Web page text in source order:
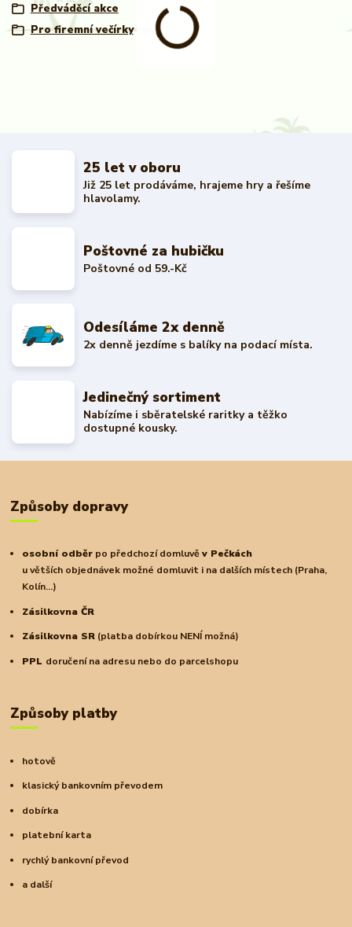
Předváděcí akce
Pro firemní večírky
25 let v oboru
Již 25 let prodáváme, hrajeme hry a řešíme
hlavolamy.
Poštovné za hubičku
Poštovné od 59.-Kč
Odesíláme 2x denně
2x denně jezdíme s balíky na podací místa.
Jedinečný sortiment
Nabízíme i sběratelské raritky a těžko
dostupné kousky.
Způsoby dopravy
osobní odběr po předchozí domluvěv Pečkách
u větších objednávek možné domluvit i na dalších místech (Praha,
Kolín...)
Zásilkovna ČR
Zásilkovna SR (platba dobírkou NENÍ možná)
PPL doručení na adresu nebo do parcelshopu
Způsoby platby
hotově
klasický bankovním převodem
dobírka
platební karta
rychlý bankovní převod
a další